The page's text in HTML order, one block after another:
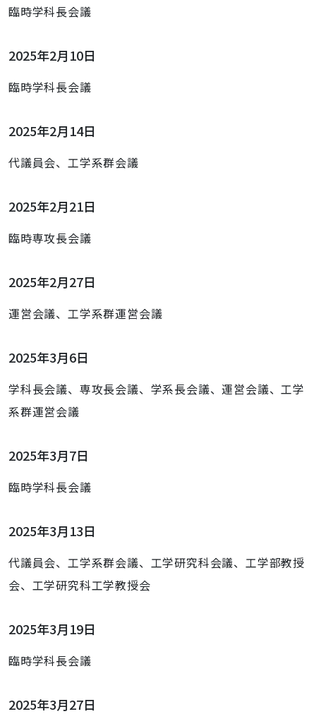
臨時学科長会議
2025年2月10日
臨時学科長会議
2025年2月14日
代議員会、工学系群会議
2025年2月21日
臨時専攻長会議
2025年2月27日
運営会議、工学系群運営会議
2025年3月6日
学科長会議、専攻長会議、学系長会議、運営会議、工学
系群運営会議
2025年3月7日
臨時学科長会議
2025年3月13日
代議員会、工学系群会議、工学研究科会議、工学部教授
会、工学研究科工学教授会
2025年3月19日
臨時学科長会議
2025年3月27日